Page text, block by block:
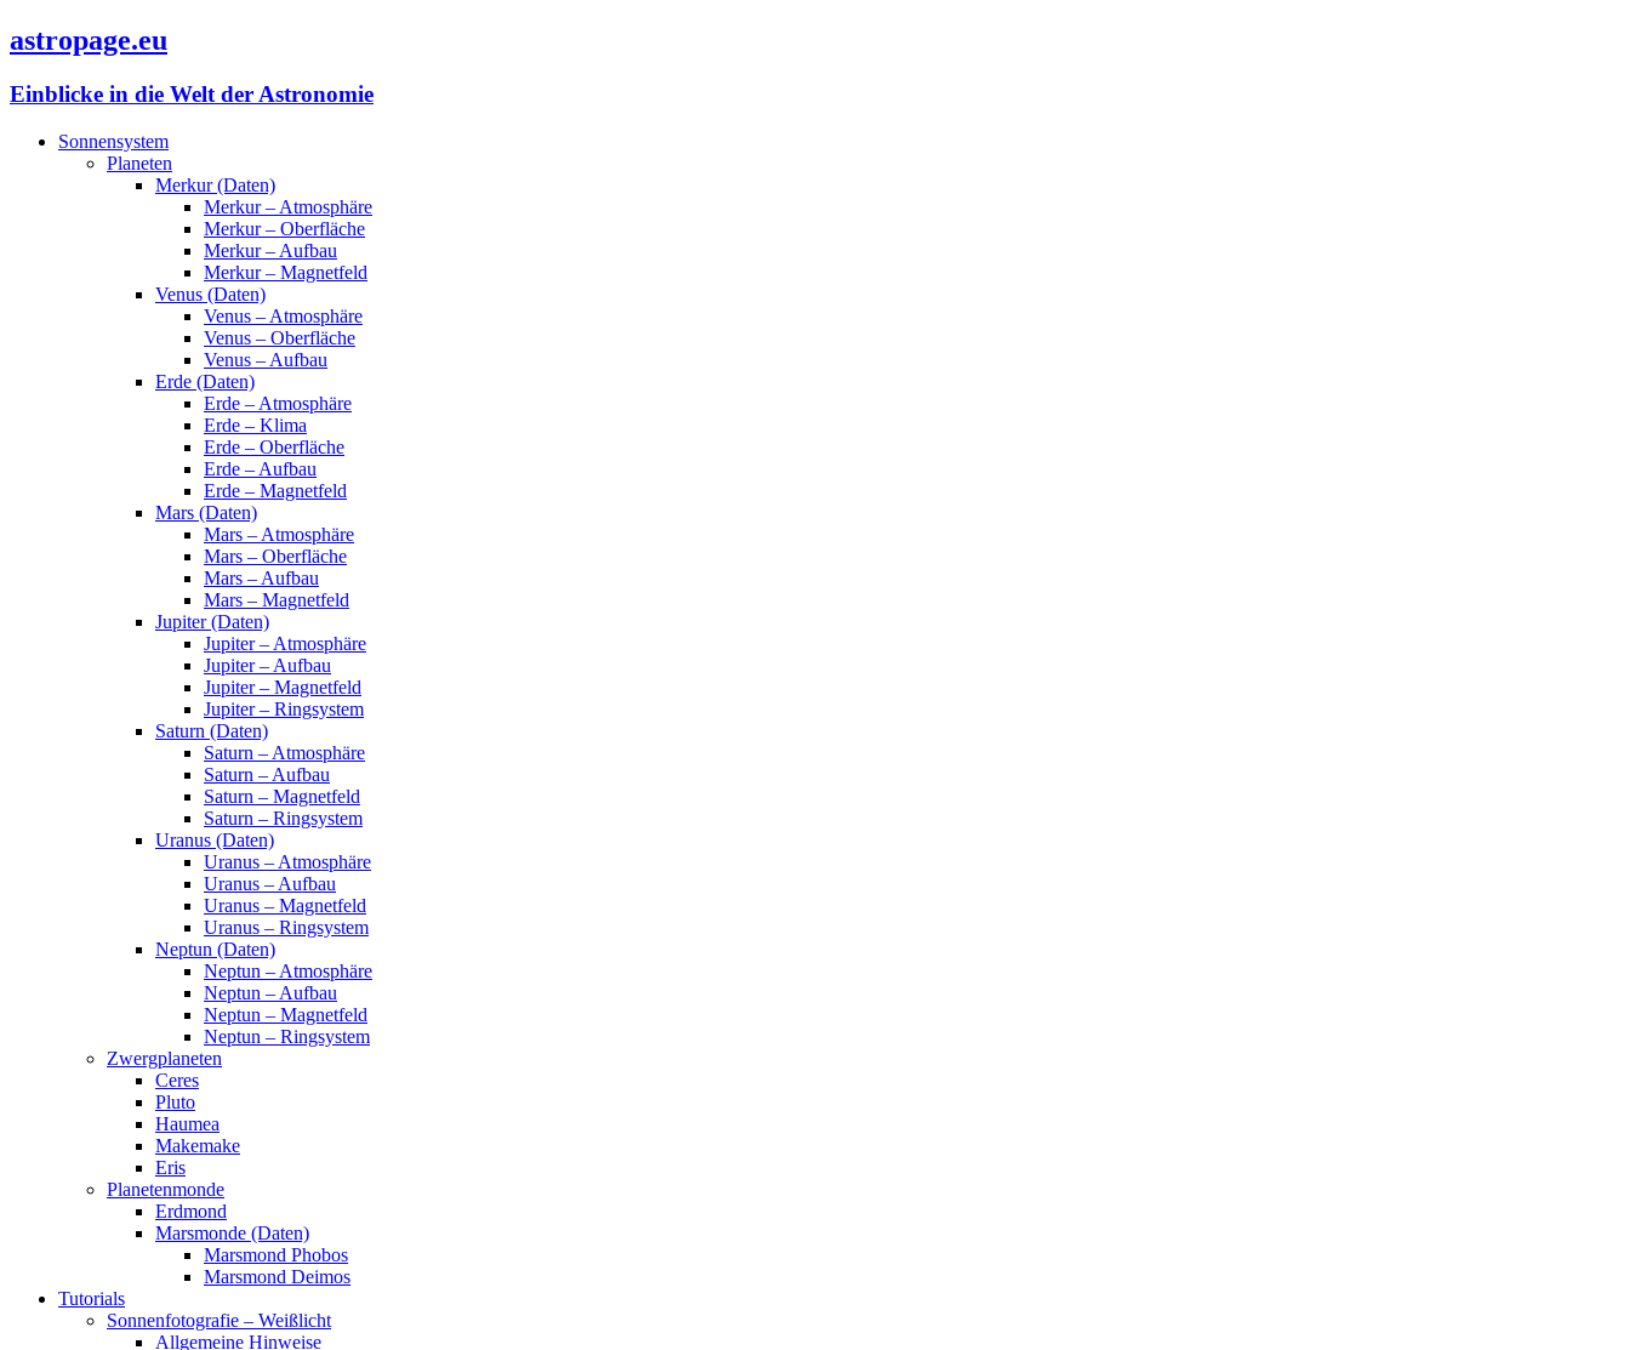
astropage.eu
Einblicke in die Welt der Astronomie
Sonnensystem
Planeten
Merkur (Daten)
Merkur – Atmosphäre
Merkur – Oberfläche
Merkur – Aufbau
Merkur – Magnetfeld
Venus (Daten)
Venus – Atmosphäre
Venus – Oberfläche
Venus – Aufbau
Erde (Daten)
Erde – Atmosphäre
Erde – Klima
Erde – Oberfläche
Erde – Aufbau
Erde – Magnetfeld
Mars (Daten)
Mars – Atmosphäre
Mars – Oberfläche
Mars – Aufbau
Mars – Magnetfeld
Jupiter (Daten)
Jupiter – Atmosphäre
Jupiter – Aufbau
Jupiter – Magnetfeld
Jupiter – Ringsystem
Saturn (Daten)
Saturn – Atmosphäre
Saturn – Aufbau
Saturn – Magnetfeld
Saturn – Ringsystem
Uranus (Daten)
Uranus – Atmosphäre
Uranus – Aufbau
Uranus – Magnetfeld
Uranus – Ringsystem
Neptun (Daten)
Neptun – Atmosphäre
Neptun – Aufbau
Neptun – Magnetfeld
Neptun – Ringsystem
Zwergplaneten
Ceres
Pluto
Haumea
Makemake
Eris
Planetenmonde
Erdmond
Marsmonde (Daten)
Marsmond Phobos
Marsmond Deimos
Tutorials
Sonnenfotografie – Weißlicht
Allgemeine Hinweise